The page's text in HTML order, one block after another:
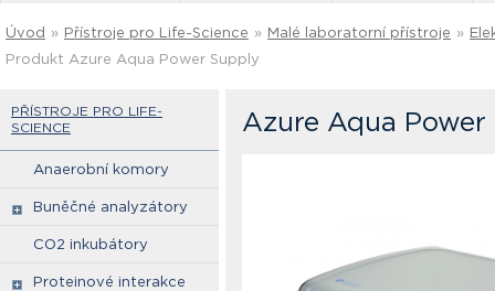
Úvod » Přístroje pro Life-Science » Malé laboratorní přístroje »
Produkt Azure Aqua Power Supply
PŘÍSTROJE PRO LIFE-
SCIENCE
Anaerobní komory
Buněčné analyzátory
CO2 inkubátory
Proteinové interakce
Azure Aqua